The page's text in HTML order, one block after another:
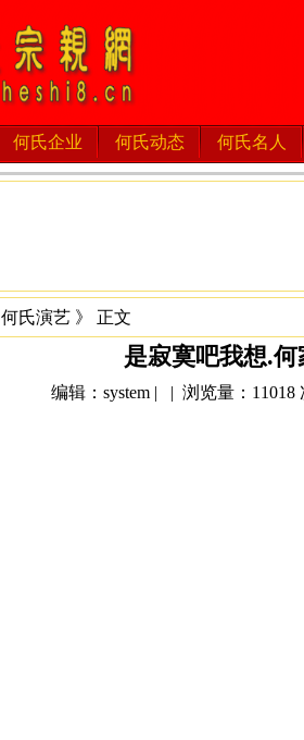
何氏企业 何氏动态 何氏名人
何氏演艺 》 正文
是寂寞吧我想.何
编辑：system | | 浏览量：11018